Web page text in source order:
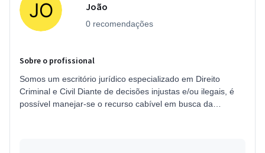
João
0 recomendações
Sobre o profissional
Somos um escritório jurídico especializado em Direito
Criminal e Civil Diante de decisões injustas e/ou ilegais, é
possível manejar-se o recurso cabível em busca da